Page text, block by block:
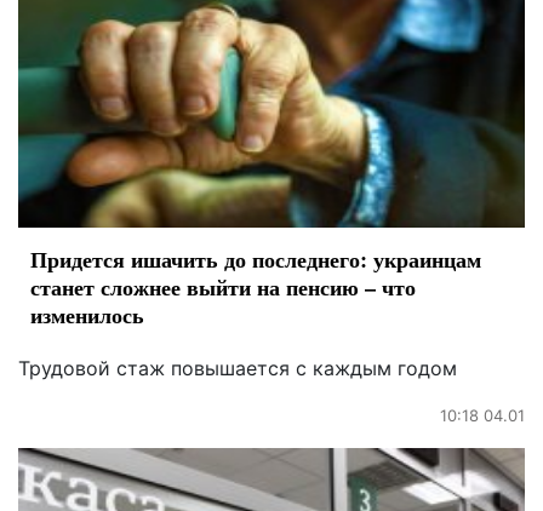
Придется ишачить до последнего: украинцам
станет сложнее выйти на пенсию – что
изменилось
Трудовой стаж повышается с каждым годом
10:18 04.01